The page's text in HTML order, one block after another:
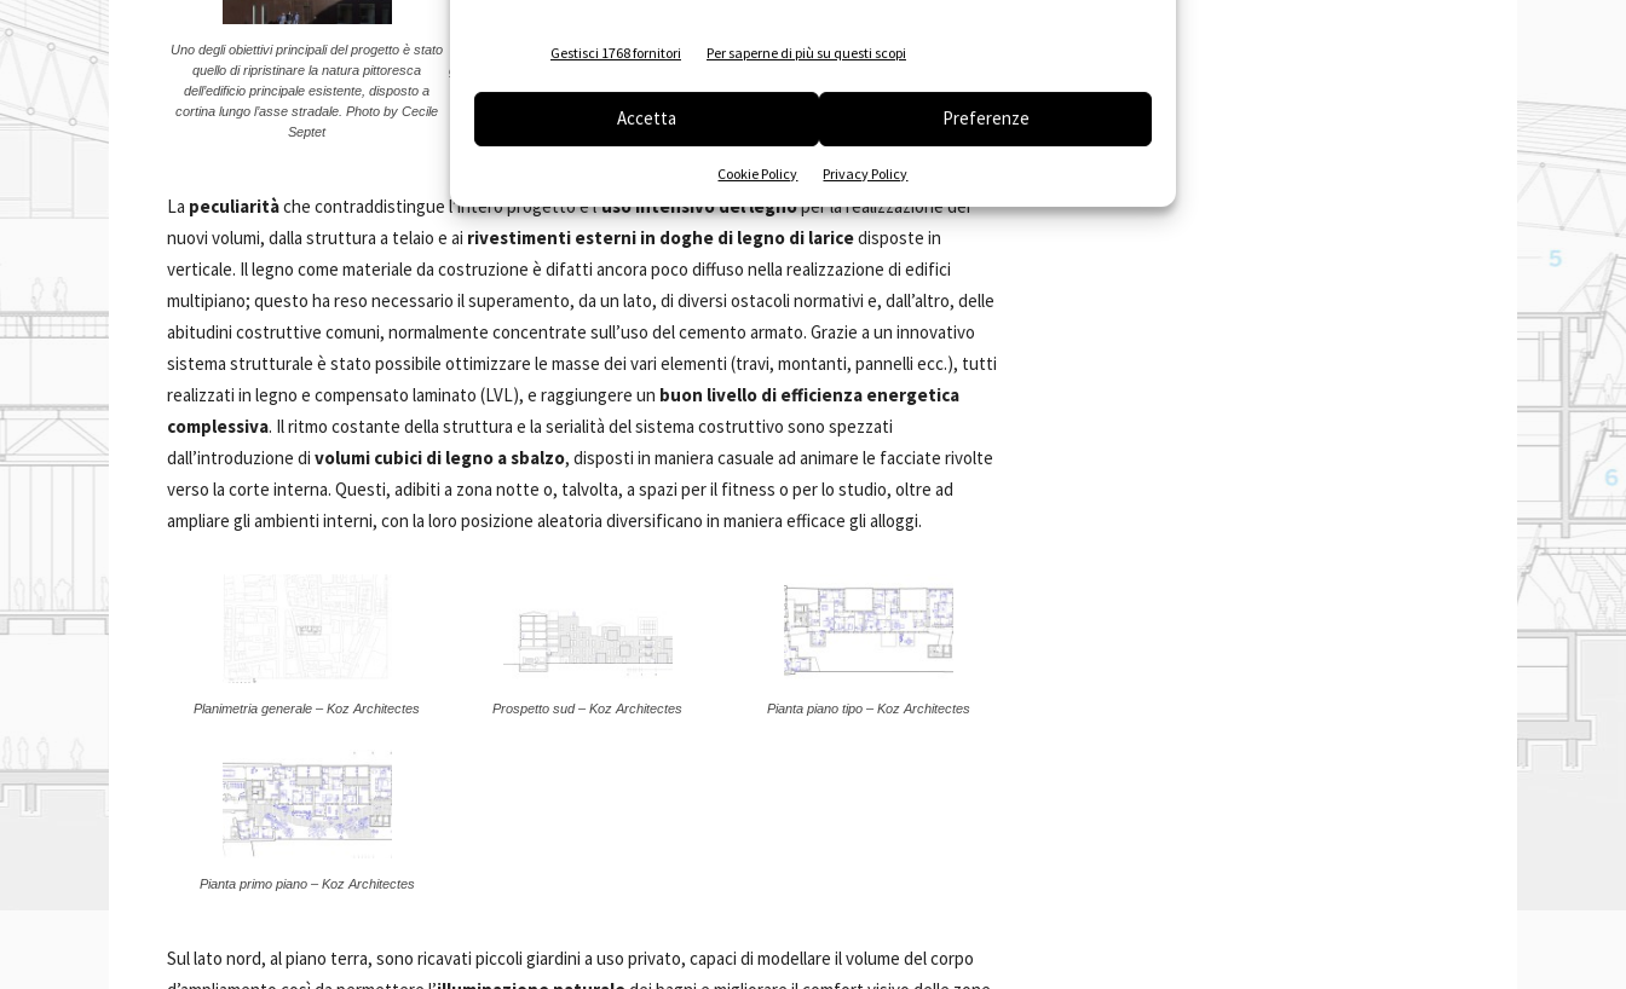
Gestisci 1768 fornitori Per saperne di più su questi scopi
Accetta Preferenze
Cookie Policy Privacy Policy
Uno degli obiettivi principali del progetto è stato
quello di ripristinare la natura pittoresca
dell’edificio principale esistente, disposto a
cortina lungo l’asse stradale. Photo by Cecile
Septet
L’illuminazione naturale delle zone giorno è
garantita dalla movimentazione dei volumi lungo
il lato nord. Photo by Cecile Septet
L’illuminazione naturale delle zone giorno è
il lato nord. Photo by Cecile Septet
La peculiaritàche contraddistingue l’intero progetto è l’uso intensivo del legnoper la realizzazione dei
nuovi volumi, dalla struttura a telaio e ai rivestimenti esterni in doghe di legno di laricedisposte in
verticale. Il legno come materiale da costruzione è difatti ancora poco diffuso nella realizzazione di edifici
multipiano; questo ha reso necessario il superamento, da un lato, di diversi ostacoli normativi e, dall’altro, delle
abitudini costruttive comuni, normalmente concentrate sull’uso del cemento armato. Grazie a un innovativo
sistema strutturale è stato possibile ottimizzare le masse dei vari elementi (travi, montanti, pannelli ecc.), tutti
realizzati in legno e compensato laminato (LVL), e raggiungere un buon livello di efficienza energetica
complessiva. Il ritmo costante della struttura e la serialità del sistema costruttivo sono spezzati
dall’introduzione di volumi cubici di legno a sbalzo, disposti in maniera casuale ad animare le facciate rivolte
verso la corte interna. Questi, adibiti a zona notte o, talvolta, a spazi per il fitness o per lo studio, oltre ad
ampliare gli ambienti interni, con la loro posizione aleatoria diversificano in maniera efficace gli alloggi.
Planimetria generale – Koz Architectes Prospetto sud – Koz Architectes Pianta piano tipo – Koz Architectes
Pianta primo piano – Koz Architectes
Sul lato nord, al piano terra, sono ricavati piccoli giardini a uso privato, capaci di modellare il volume del corpo